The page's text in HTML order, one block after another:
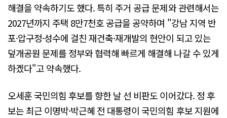
해결을 약속하기도 했다. 특히 주거 공급 문제와 관련해서는
2027년까지 주택 8만7천호 공급을 공약하며 "강남 지역 반
포·압구정·성수에 걸친 재건축·재개발의 현안이 되고 있는
덮개공원 문제를 정부와 협력해 빠르게 해결해 나갈 수 있게
하겠다"고 약속했다.
오세훈 국민의힘 후보를 향한 날 선 비판도 이어갔다. 정 후
보는 최근 이명박·박근혜 전 대통령이 국민의힘 후보 지원에